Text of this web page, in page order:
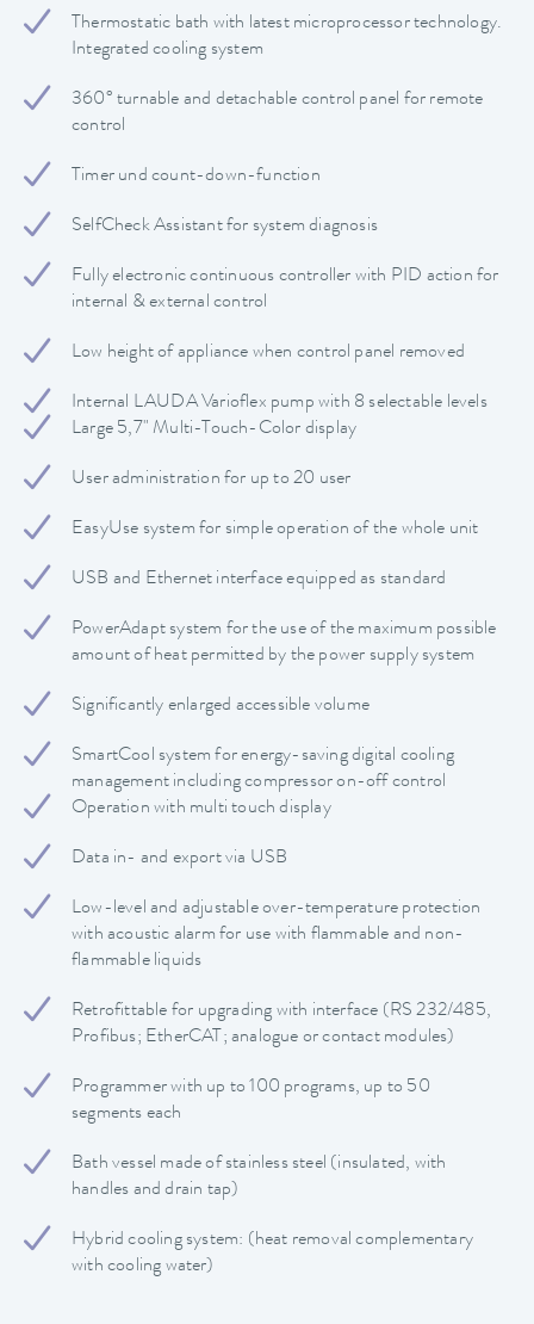
Thermostatic bath with latest microprocessor technology.
Integrated cooling system
360° turnable and detachable control panel for remote
control
Timer und count-down-function
SelfCheck Assistant for system diagnosis
Fully electronic continuous controller with PID action for
internal & external control
Low height of appliance when control panel removed
Internal LAUDA Varioflex pump with 8 selectable levels
Large 5,7" Multi-Touch-Color display
User administration for up to 20 user
EasyUse system for simple operation of the whole unit
USB and Ethernet interface equipped as standard
PowerAdapt system for the use of the maximum possible
amount of heat permitted by the power supply system
Significantly enlarged accessible volume
SmartCool system for energy-saving digital cooling
management including compressor on-off control
Operation with multi touch display
Data in- and export via USB
Low-level and adjustable over-temperature protection
with acoustic alarm for use with flammable and non-
flammable liquids
Retrofittable for upgrading with interface (RS 232/485,
Profibus; EtherCAT; analogue or contact modules)
Programmer with up to 100 programs, up to 50
segments each
Bath vessel made of stainless steel (insulated, with
handles and drain tap)
Hybrid cooling system: (heat removal complementary
with cooling water)